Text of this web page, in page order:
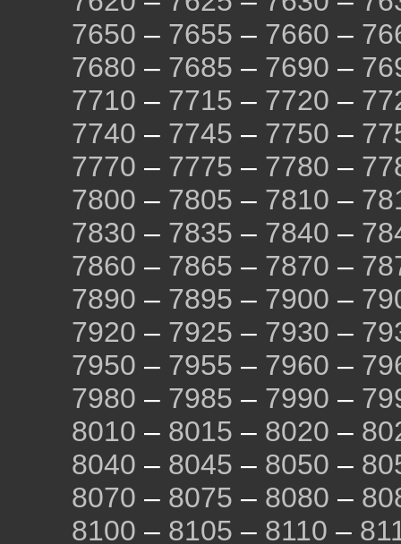
7650 – 7655 – 7660 –
7680 – 7685 – 7690 –
7710 – 7715 – 7720 –
7740 – 7745 – 7750 –
7770 – 7775 – 7780 –
7800 – 7805 – 7810 –
7830 – 7835 – 7840 –
7860 – 7865 – 7870 –
7890 – 7895 – 7900 –
7920 – 7925 – 7930 –
7950 – 7955 – 7960 –
7980 – 7985 – 7990 –
8010 – 8015 – 8020 –
8040 – 8045 – 8050 –
8070 – 8075 – 8080 –
8100 – 8105 – 8110 –